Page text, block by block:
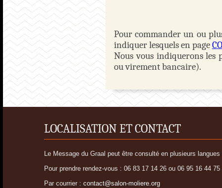
Pour commander un ou
indiquer lesquels en page
Nous vous indiquerons les
ou virement bancaire).
LOCALISATION ET CONTACT
Le Message du Graal peut être consulté en plusieurs
Pour prendre rendez-vous : 06 83 17 14 26 ou 06 95 16 44
Par courrier : contact@salon-moliere.org